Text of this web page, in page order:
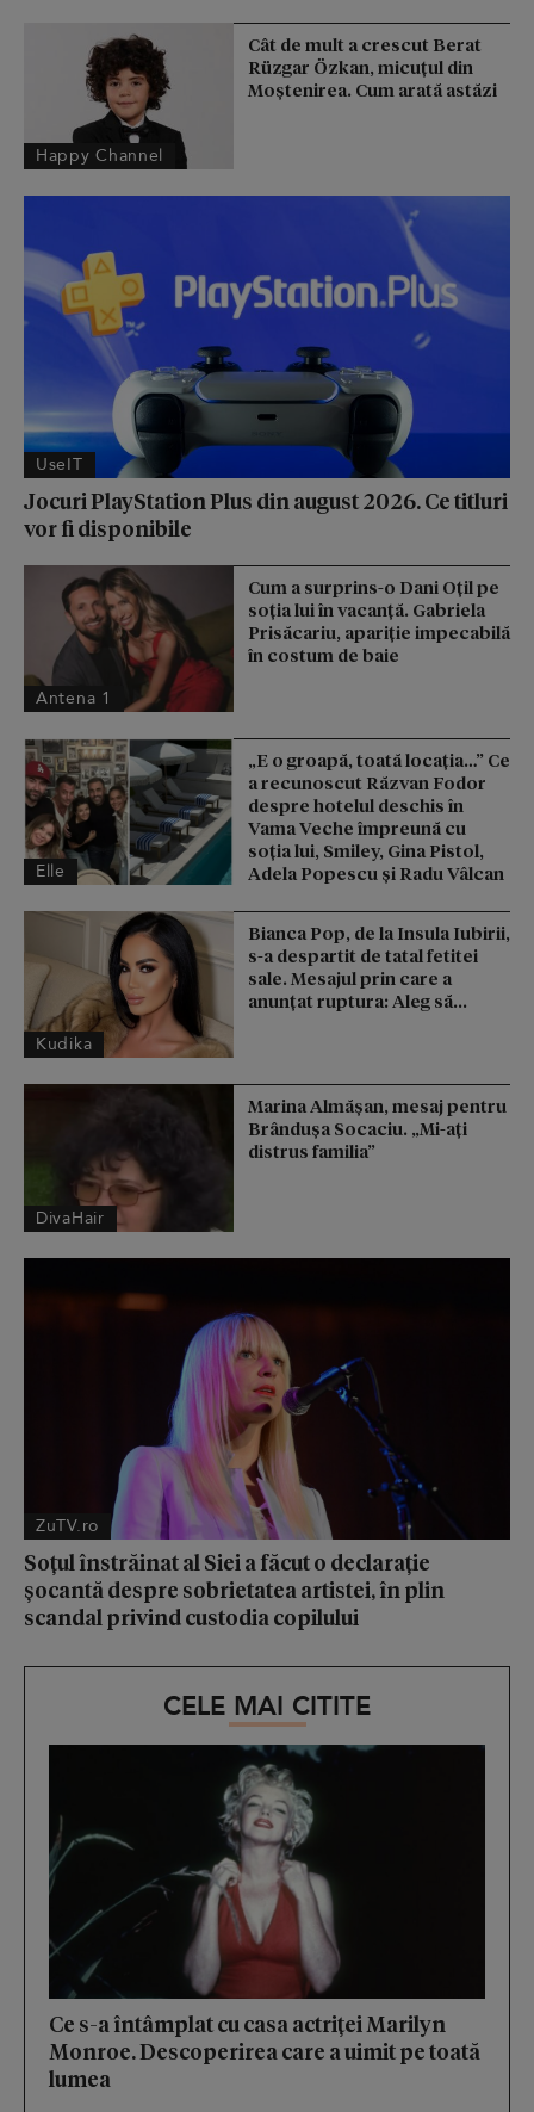
Happy Channel
Cât de mult a crescut Berat
Rüzgar Özkan, micuțul din
Moștenirea. Cum arată astăzi
UseIT
Jocuri PlayStation Plus din august 2026. Ce titluri
vor fi disponibile
Antena 1
Cum a surprins-o Dani Oțil pe
soția lui în vacanță. Gabriela
Prisăcariu, apariție impecabilă
în costum de baie
Elle
„E o groapă, toată locația…” Ce
a recunoscut Răzvan Fodor
despre hotelul deschis în
Vama Veche împreună cu
soția lui, Smiley, Gina Pistol,
Adela Popescu și Radu Vâlcan
Kudika
Bianca Pop, de la Insula Iubirii,
s-a despartit de tatal fetitei
sale. Mesajul prin care a
anunțat ruptura: Aleg să...
DivaHair
Marina Almășan, mesaj pentru
Brândușa Socaciu. „Mi-ați
distrus familia”
ZuTV.ro
Soțul înstrăinat al Siei a făcut o declarație
șocantă despre sobrietatea artistei, în plin
scandal privind custodia copilului
CELE MAI CITITE
Ce s-a întâmplat cu casa actriței Marilyn
Monroe. Descoperirea care a uimit pe toată
lumea